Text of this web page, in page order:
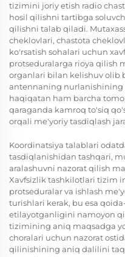
tizimini joriy etish radio
hosil qilishni tartibga
qilishni talab qiladi.
cheklovlari, chastota
ko'rsatish sohalari uchun
protseduralarga rioya qilish
organlari bilan kelishuv olib
antennaning nurlanishining
haqiqatan ham barcha
qaraganda kamroq to'siq
orqali me'yoriy tasdiqlash
Koordinatsiya talablari
tasdiqlanishidan tashqari,
aralashuvni nazorat qilish
Xavfsizlik tashkilotlari tizim
protseduralar va ishlash
turishlari kerak, bu esa
etilayotganligini namoyon
tizimining aniq maqsadga
choralari uchun nazorat
qilinishining aniq dalilini